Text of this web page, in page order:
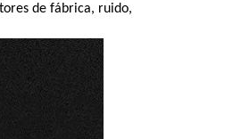
de fábrica, ruido,